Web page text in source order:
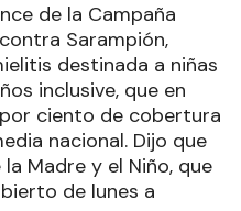
de la Campaña
Sarampión,
destinada a niñas
inclusive, que en
ciento de cobertura
nacional. Dijo que
Madre y el Niño, que
de lunes a